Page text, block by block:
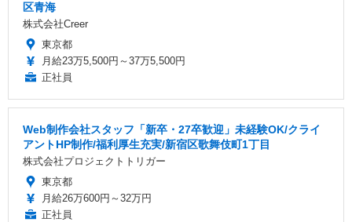
区青海
株式会社Creer
東京都
月給23万5,500円～37万5,500円
正社員
Web制作会社スタッフ「新卒・27卒歓迎」未経験OK/クライ
アントHP制作/福利厚生充実/新宿区歌舞伎町1丁目
株式会社プロジェクトトリガー
東京都
月給26万600円～32万円
正社員